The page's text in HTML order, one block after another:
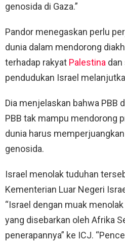
genosida di Gaza.”
Pandor menegaskan perlu
dunia dalam mendorong
terhadap rakyat Palestina
pendudukan Israel
Dia menjelaskan bahwa PBB
PBB tak mampu mendorong
dunia harus
genosida.
Israel menolak tuduhan
Kementerian Luar Negeri
“Israel dengan muak
yang disebarkan oleh Afrika
penerapannya” ke ICJ.